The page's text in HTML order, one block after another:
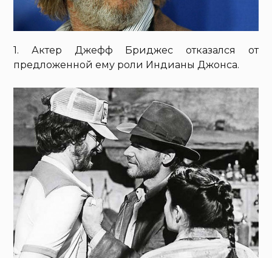
1. Актер Джефф Бриджес отказался от
предложенной ему роли Индианы Джонса.